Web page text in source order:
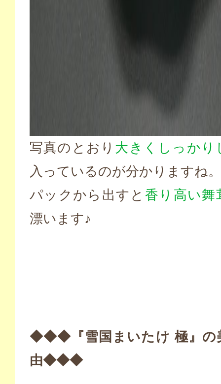
写真のとおり 大きくしっかり
入っているのが分かりますね。
パックから出すと 香り高い舞
漂います♪
◆◆◆『雪国まいたけ 極』の
由◆◆◆